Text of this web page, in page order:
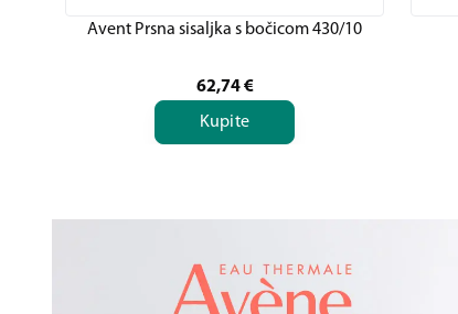
Avent Prsna sisaljka s bočicom 430/10
62,74 €
Kupite